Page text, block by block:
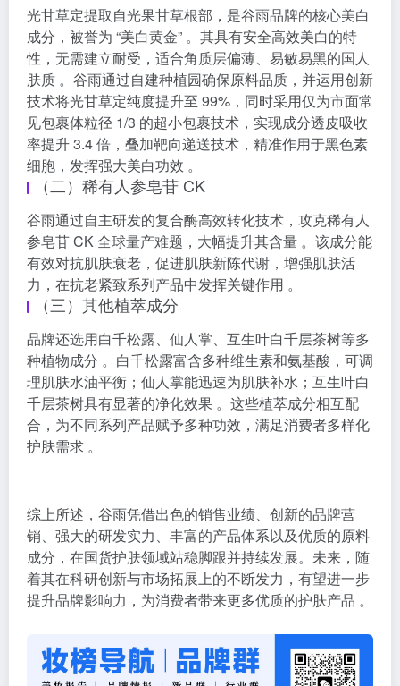
光甘草定提取自光果甘草根部，是谷雨品牌的核心美白
成分，被誉为 “美白黄金” 。其具有安全高效美白的特
性，无需建立耐受，适合角质层偏薄、易敏易黑的国人
肤质 。谷雨通过自建种植园确保原料品质，并运用创新
技术将光甘草定纯度提升至 99%，同时采用仅为市面常
见包裹体粒径 1/3 的超小包裹技术，实现成分透皮吸收
率提升 3.4 倍，叠加靶向递送技术，精准作用于黑色素
细胞，发挥强大美白功效 。
（二）稀有人参皂苷 CK
谷雨通过自主研发的复合酶高效转化技术，攻克稀有人
参皂苷 CK 全球量产难题，大幅提升其含量 。该成分能
有效对抗肌肤衰老，促进肌肤新陈代谢，增强肌肤活
力，在抗老紧致系列产品中发挥关键作用 。
（三）其他植萃成分
品牌还选用白千松露、仙人掌、互生叶白千层茶树等多
种植物成分 。白千松露富含多种维生素和氨基酸，可调
理肌肤水油平衡；仙人掌能迅速为肌肤补水；互生叶白
千层茶树具有显著的净化效果 。这些植萃成分相互配
合，为不同系列产品赋予多种功效，满足消费者多样化
护肤需求 。
综上所述，谷雨凭借出色的销售业绩、创新的品牌营
销、强大的研发实力、丰富的产品体系以及优质的原料
成分，在国货护肤领域站稳脚跟并持续发展。未来，随
着其在科研创新与市场拓展上的不断发力，有望进一步
提升品牌影响力，为消费者带来更多优质的护肤产品 。